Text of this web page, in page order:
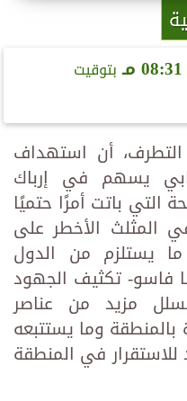
08:31 مـ
بتوقيت
أن استهداف
يسهم في إرباك
باتت أمرًا حتميًا
المثلث الأخطر على
ما يستلزم من الدول
فاسو- تكثيف الجهود
مزيد من عناصر
وما يستتبعه
في المنطقة